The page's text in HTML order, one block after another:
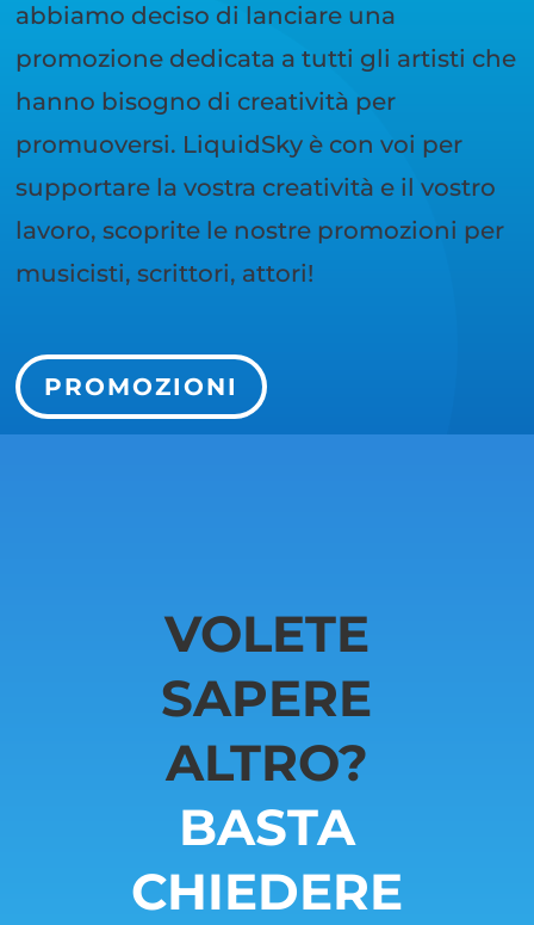
abbiamo deciso di lanciare una
promozione dedicata a tutti gli artisti che
hanno bisogno di creatività per
promuoversi. LiquidSky è con voi per
supportare la vostra creatività e il vostro
lavoro, scoprite le nostre promozioni per
musicisti, scrittori, attori!
PROMOZIONI
VOLETE
SAPERE
ALTRO?
BASTA
CHIEDERE